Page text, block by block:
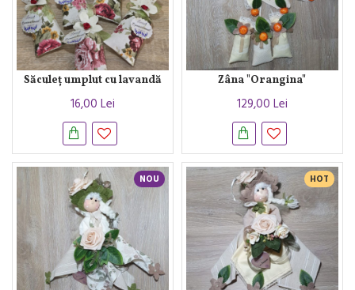
Săculeț umplut cu lavandă
16,00 Lei
Zâna "Orangina"
129,00 Lei
NOU HOT